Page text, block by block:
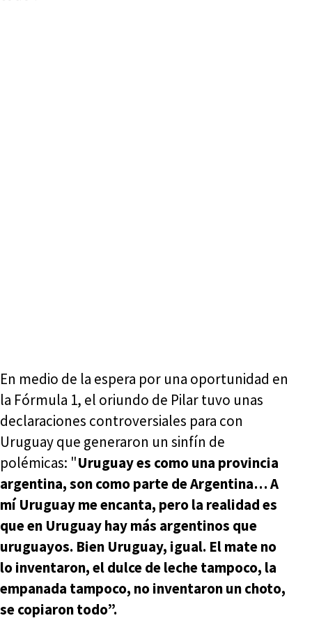
En medio de la espera por una oportunidad en
la Fórmula 1, el oriundo de Pilar tuvo unas
declaraciones controversiales para con
Uruguay que generaron un sinfín de
polémicas: "Uruguay es como una provincia
argentina, son como parte de Argentina… A
mí Uruguay me encanta, pero la realidad es
que en Uruguay hay más argentinos que
uruguayos. Bien Uruguay, igual. El mate no
lo inventaron, el dulce de leche tampoco, la
empanada tampoco, no inventaron un choto,
se copiaron todo”.